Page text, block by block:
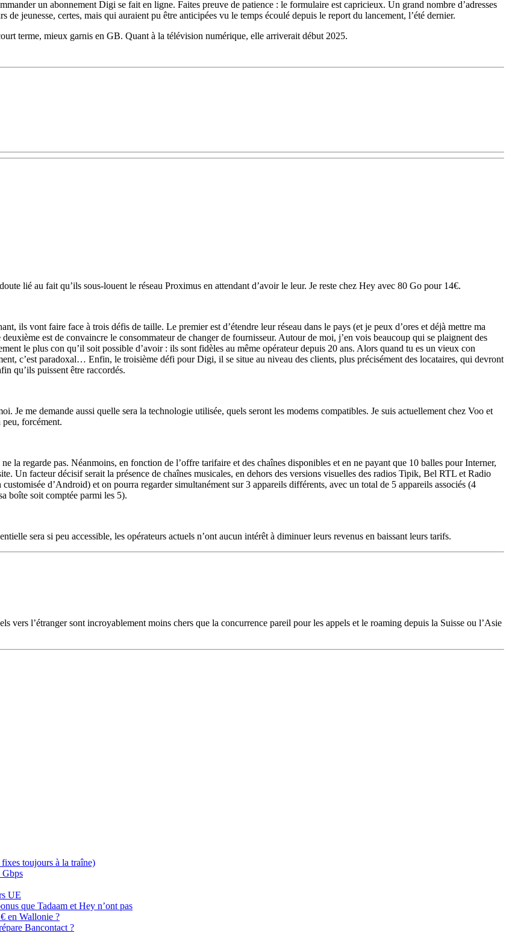
un abonnement Digi se fait en ligne. Faites preuve de patience : le formulaire est capricieux. Un grand nombre d’adresses
de jeunesse, certes, mais qui auraient pu être anticipées vu le temps écoulé depuis le report du lancement, l’été dernier.
terme, mieux garnis en GB. Quant à la télévision numérique, elle arriverait début 2025.
lié au fait qu’ils sous-louent le réseau Proximus en attendant d’avoir le leur. Je reste chez Hey avec 80 Go pour 14€.
ils vont faire face à trois défis de taille. Le premier est d’étendre leur réseau dans le pays (et je peux d’ores et déjà mettre ma
est de convaincre le consommateur de changer de fournisseur. Autour de moi, j’en vois beaucoup qui se plaignent des
le plus con qu’il soit possible d’avoir : ils sont fidèles au même opérateur depuis 20 ans. Alors quand tu es un vieux con
c’est paradoxal… Enfin, le troisième défi pour Digi, il se situe au niveau des clients, plus précisément des locataires, qui devront
qu’ils puissent être raccordés.
Je me demande aussi quelle sera la technologie utilisée, quels seront les modems compatibles. Je suis actuellement chez Voo et
peu, forcément.
la regarde pas. Néanmoins, en fonction de l’offre tarifaire et des chaînes disponibles et en ne payant que 10 balles pour Interner,
Un facteur décisif serait la présence de chaînes musicales, en dehors des versions visuelles des radios Tipik, Bel RTL et Radio
d’Android) et on pourra regarder simultanément sur 3 appareils différents, avec un total de 5 appareils associés (4
boîte soit comptée parmi les 5).
sera si peu accessible, les opérateurs actuels n’ont aucun intérêt à diminuer leurs revenus en baissant leurs tarifs.
vers l’étranger sont incroyablement moins chers que la concurrence pareil pour les appels et le roaming depuis la Suisse ou l’Asie
toujours à la traîne)
Gbps
UE
que Tadaam et Hey n’ont pas
en Wallonie ?
Bancontact ?